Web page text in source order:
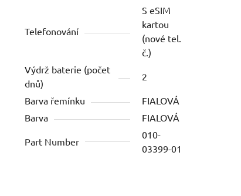
Telefonování
S eSIM
kartou
(nové tel.
č.)
Výdrž baterie (počet
dnů)
2
Barva řemínku
FIALOVÁ
Barva
FIALOVÁ
Part Number
010-
03399-01